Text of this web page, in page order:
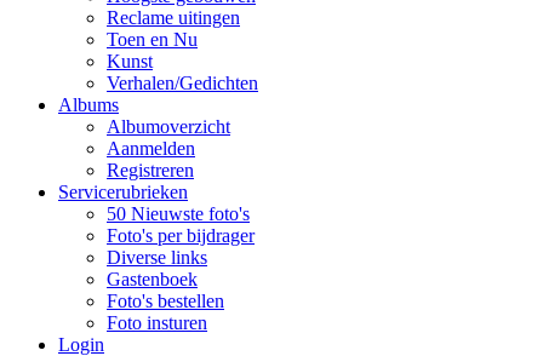
Reclame uitingen
Toen en Nu
Kunst
Verhalen/Gedichten
Albums
Albumoverzicht
Aanmelden
Registreren
Servicerubrieken
50 Nieuwste foto's
Foto's per bijdrager
Diverse links
Gastenboek
Foto's bestellen
Foto insturen
Login